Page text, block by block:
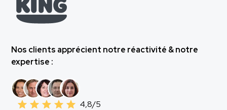
Nos clients apprécient notre réactivité & notre
expertise :
4,8/5